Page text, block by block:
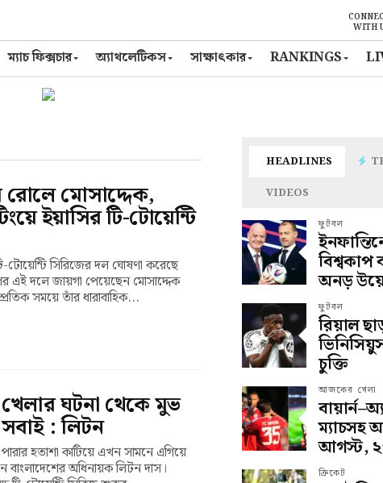
WITH
ম্যাচ ফিক্সচার অ্যাথলেটিকস সাক্ষাৎকার RANKINGS
রোলে মোসাদ্দেক,
ইয়াসির টি-টোয়েন্টি
টোয়েন্টি সিরিজের দল ঘোষণা করেছে
পর এই দলে জায়গা পেয়েছেন মোসাদ্দেক
সময়ে তাঁর ধারাবাহিক...
খেলার ঘটনা থেকে মুভ
: লিটন
হতাশা কাটিয়ে এখন সামনে এগিয়ে
বাংলাদেশের অধিনায়ক লিটন দাস।
HEADLINES
VIDEOS
ফুটবল
বিশ্বকাপ
অনড়
ফুটবল
রিয়াল
চুক্তি
আজকের খেলা
ম্যাচসহ
আগস্ট,
ক্রিকেট